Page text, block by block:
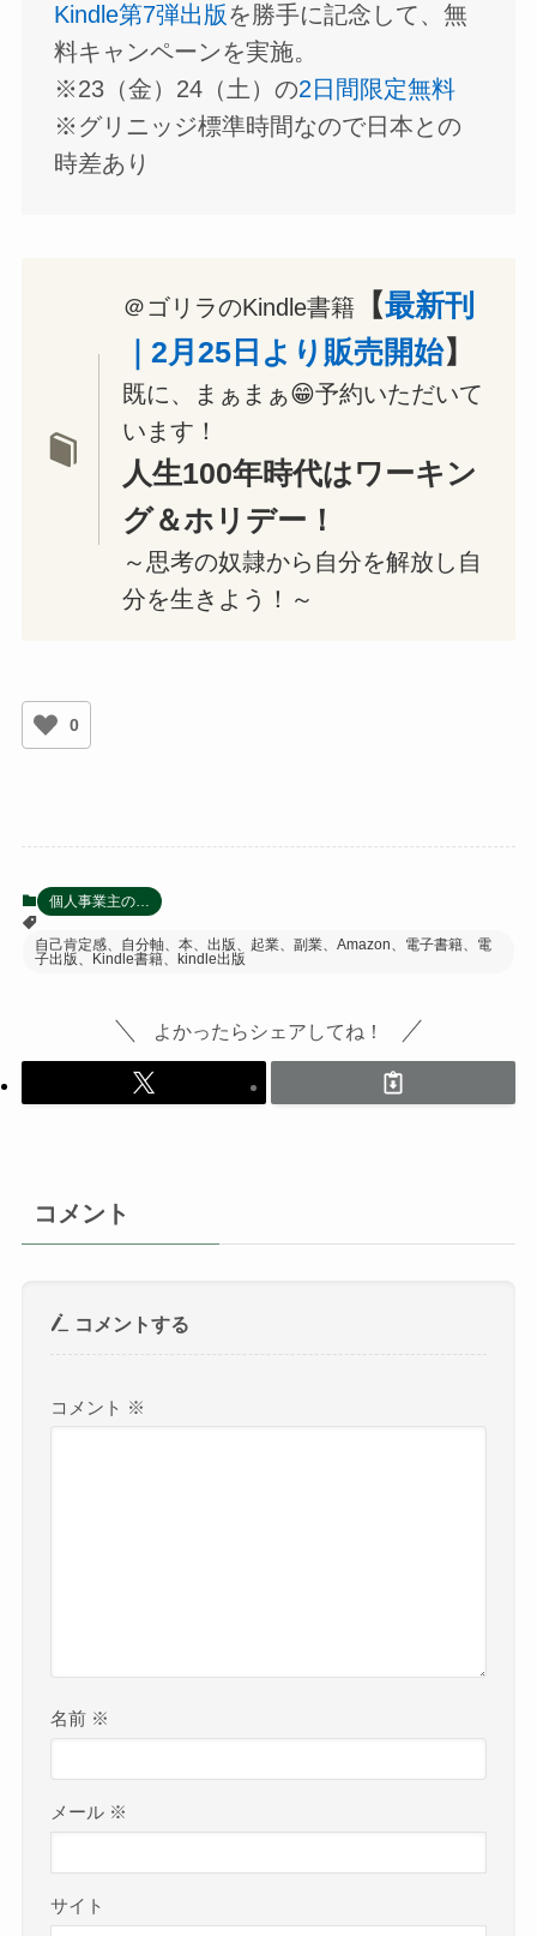
Kindle第7弾出版を勝手に記念して、無
料キャンペーンを実施。
※23（金）24（土）の2日間限定無料
※グリニッジ標準時間なので日本との
時差あり
＠ゴリラのKindle書籍 【最新刊
｜2月25日より販売開始】
既に、まぁまぁ😁予約いただいて
います！
人生100年時代はワーキン
グ＆ホリデー！
～思考の奴隷から自分を解放し自
分を生きよう！～
0
個人事業主の…
自己肯定感、自分軸、本、出版、起業、副業、Amazon、電子書籍、電
子出版、Kindle書籍、kindle出版
よかったらシェアしてね！
コメント
コメントする
コメント ※
名前 ※
メール ※
サイト